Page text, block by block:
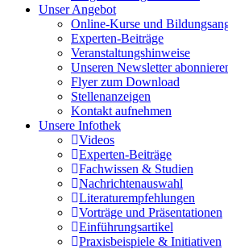
Unser Angebot
Online-Kurse und
Experten-Beiträge
Veranstaltungshinweise
Unseren Newsletter
Flyer zum Download
Stellenanzeigen
Kontakt aufnehmen
Unsere Infothek
Videos
Experten-Beiträge
Fachwissen & Studien
Nachrichtenauswahl
Literaturempfehlungen
Vorträge und Präsentationen
Einführungsartikel
Praxisbeispiele & Initiativen